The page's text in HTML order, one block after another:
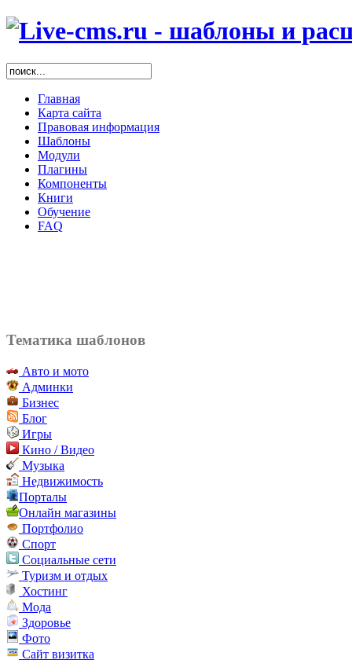
Главная
Карта сайта
Правовая информация
Шаблоны
Модули
Плагины
Компоненты
Книги
Обучение
FAQ
Тематика шаблонов
Авто и мото
Админки
Бизнес
Блог
Игры
Кино / Видео
Музыка
Недвижимость
Порталы
Онлайн магазины
Портфолио
Спорт
Социальные сети
Туризм и отдых
Хостинг
Мода
Здоровье
Фото
Сайт визитка